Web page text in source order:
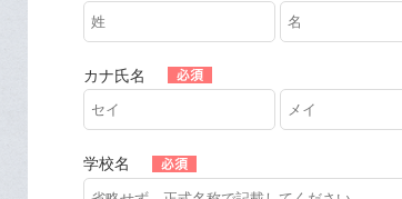
カナ氏名
学校名